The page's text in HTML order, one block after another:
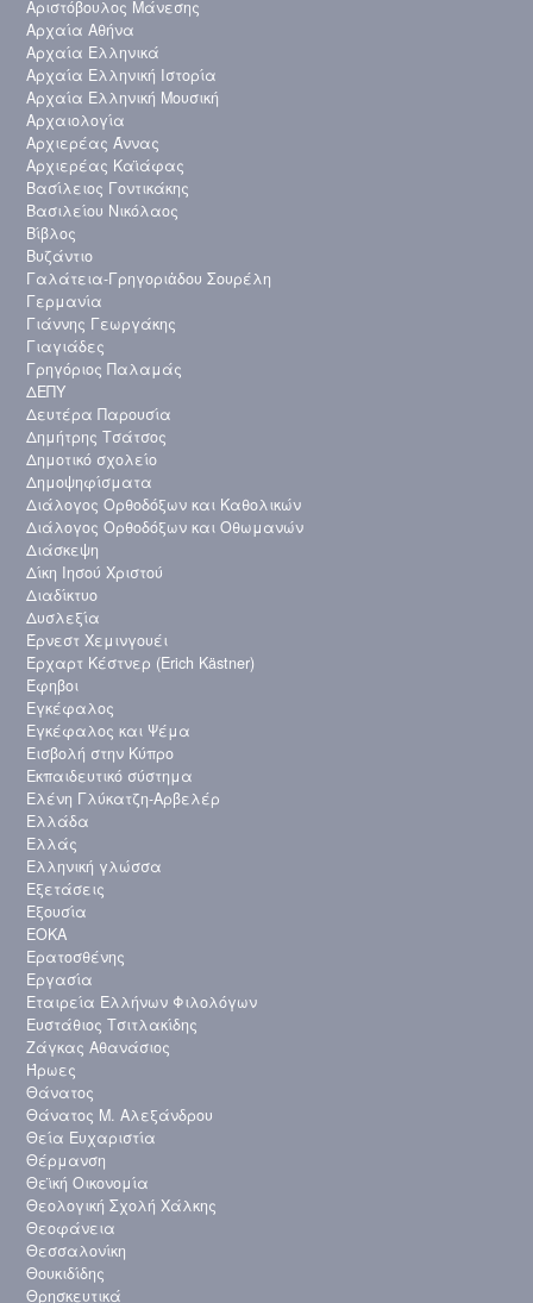
Αριστόβουλος Μάνεσης
Αρχαία Αθήνα
Αρχαία Ελληνικά
Αρχαία Ελληνική Ιστορία
Αρχαία Ελληνική Μουσική
Αρχαιολογία
Αρχιερέας Άννας
Αρχιερέας Καϊάφας
Βασίλειος Γοντικάκης
Βασιλείου Νικόλαος
Βίβλος
Βυζάντιο
Γαλάτεια-Γρηγοριἀδου Σουρέλη
Γερμανία
Γιάννης Γεωργάκης
Γιαγιάδες
Γρηγόριος Παλαμάς
ΔΕΠΥ
Δευτέρα Παρουσία
Δημήτρης Τσάτσος
Δημοτικό σχολείο
Δημοψηφίσματα
Διάλογος Ορθοδόξων και Καθολικών
Διάλογος Ορθοδόξων και Οθωμανών
Διάσκεψη
Δίκη Ιησού Χριστού
Διαδίκτυο
Δυσλεξία
Έρνεστ Χεμινγουέι
Έρχαρτ Κέστνερ (Erich Kästner)
Έφηβοι
Εγκέφαλος
Εγκέφαλος και Ψέμα
Εισβολή στην Κύπρο
Εκπαιδευτικό σύστημα
Ελένη Γλύκατζη-Αρβελέρ
Ελλάδα
Ελλάς
Ελληνική γλώσσα
Εξετάσεις
Εξουσία
ΕΟΚΑ
Ερατοσθένης
Εργασία
Εταιρεία Ελλήνων Φιλολόγων
Ευστάθιος Τσιτλακίδης
Ζάγκας Αθανάσιος
Ήρωες
Θάνατος
Θάνατος Μ. Αλεξάνδρου
Θεία Ευχαριστία
Θέρμανση
Θεϊκή Οικονομία
Θεολογική Σχολή Χάλκης
Θεοφάνεια
Θεσσαλονίκη
Θουκιδίδης
Θρησκευτικά